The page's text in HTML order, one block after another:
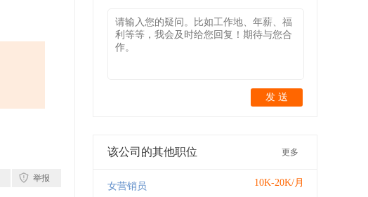
举报
发 送
该公司的其他职位 更多
女营销员 10K-20K/月